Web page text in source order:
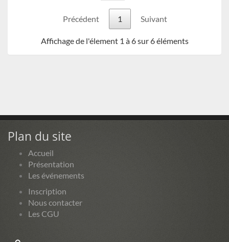
Précédent 1 Suivant
Affichage de l'élement 1 à 6 sur 6 éléments
Plan du site
Accueil
Présentation
Les événements
Inscription
Nous contacter
Les CGU